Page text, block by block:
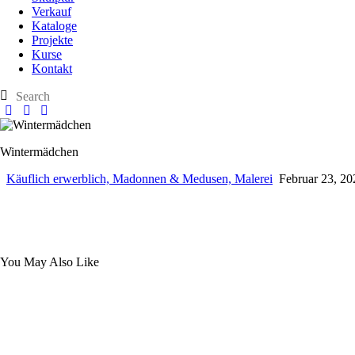
Verkauf
Kataloge
Projekte
Kurse
Kontakt
Wintermädchen
Käuflich erwerblich, Madonnen & Medusen, Malerei Februar 23,
You May Also Like